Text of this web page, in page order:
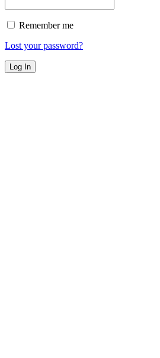
Remember me
Lost your password?